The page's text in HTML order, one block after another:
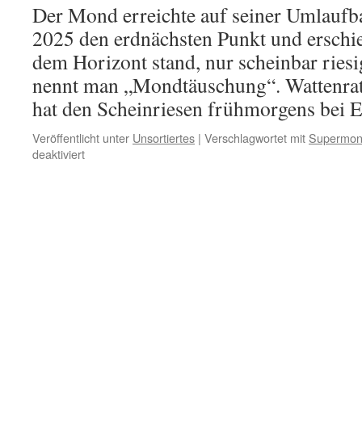
Der Mond erreichte auf seiner
2025 den erdnächsten Punkt und
dem Horizont stand, nur scheinbar
nennt man „Mondtäuschung“.
hat den Scheinriesen frühmorgens bei
Veröffentlicht unter Unsortiertes | Verschlagwortet mit
deaktiviertfür